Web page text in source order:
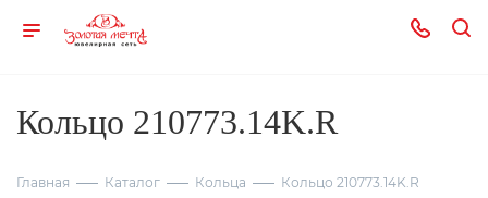
Кольцо 210773.14K.R
Главная Каталог Кольца Кольцо 210773.14K.R